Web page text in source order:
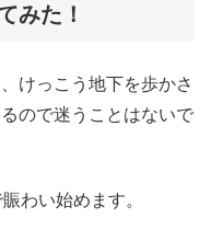
みた！
けっこう地下を歩かさ
ので迷うことはないで
わい始めます。